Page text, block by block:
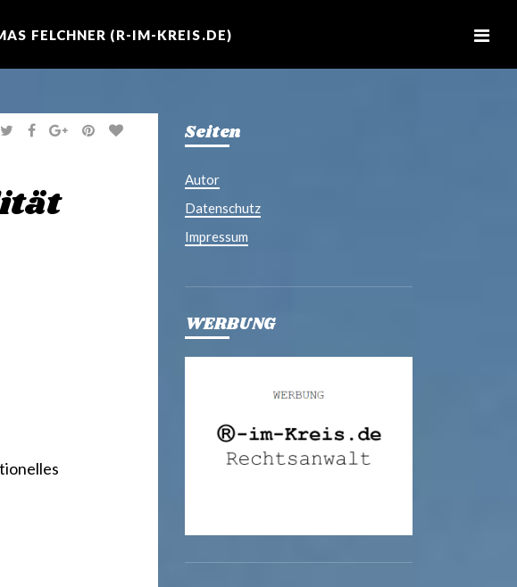
FELCHNER (R-IM-KREIS.DE)
T
W
R
F
A
O
K
G
O
+
P
I
Seiten
Autor
Datenschutz
Impressum
WERBUNG